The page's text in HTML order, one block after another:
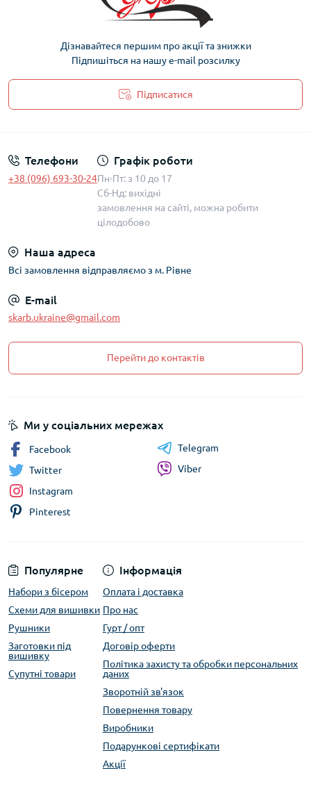
Дізнавайтеся першим про акції та знижки
Підпишіться на нашу e-mail розсилку
Підписатися
Телефони
+38 (096) 693-30-24
Графік роботи
Пн-Пт: з 10 до 17
Сб-Нд: вихідні
замовлення на сайті, можна робити
цілодобово
Наша адреса
Всі замовлення відправляємо з м. Рівне
E-mail
skarb.ukraine@gmail.com
Перейти до контактів
Популярне
Набори з бісером
Схеми для вишивки
Рушники
Заготовки під
вишивку
Супутні товари
Інформація
Оплата і доставка
Про нас
Гурт / опт
Договір оферти
Політика захисту та обробки персональних
даних
Зворотній зв'язок
Повернення товару
Виробники
Подарункові сертифікати
Акції
Ми у соціальних мережах
Facebook
Twitter
Instagram
Pinterest
Telegram
Viber